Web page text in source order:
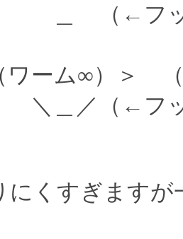
←フック（
）
ワーム∞）＞
／（←フック
にくすぎますが